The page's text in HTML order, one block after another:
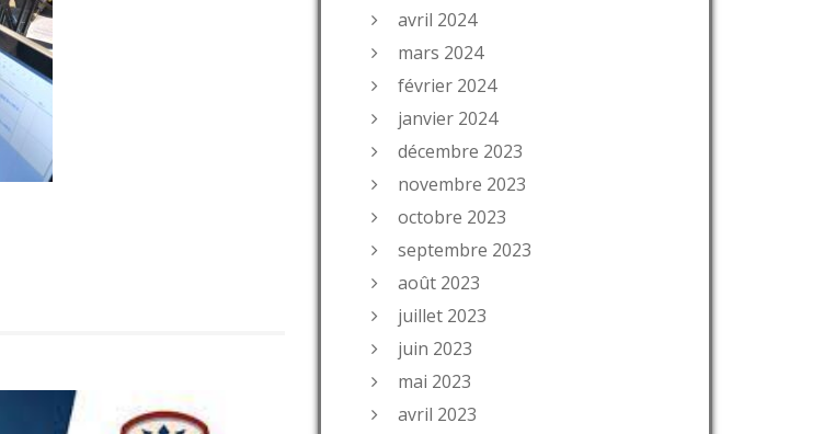
avril 2024
mars 2024
février 2024
janvier 2024
décembre 2023
novembre 2023
octobre 2023
septembre 2023
août 2023
juillet 2023
juin 2023
mai 2023
avril 2023